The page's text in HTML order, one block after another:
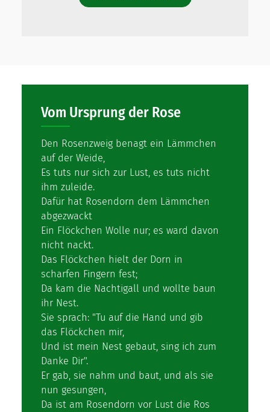
Vom Ursprung der Rose
Den Rosenzweig benagt ein Lämmchen
auf der Weide,
Es tuts nur sich zur Lust, es tuts nicht
ihm zuleide.
Dafür hat Rosendorn dem Lämmchen
abgezwackt
Ein Flöckchen Wolle nur; es ward davon
nicht nackt.
Das Flöckchen hielt der Dorn in
scharfen Fingern fest;
Da kam die Nachtigall und wollte baun
ihr Nest.
Sie sprach: "Tu auf die Hand und gib
das Flöckchen mir,
Und ist mein Nest gebaut, sing ich zum
Danke Dir".
Er gab, sie nahm und baut, und als sie
nun gesungen,
Da ist am Rosendorn vor Lust die Ros